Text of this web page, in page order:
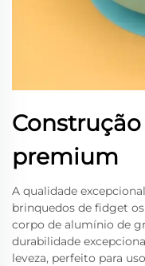
premium
A qualidade
brinquedos de fidget
corpo de alumínio de
durabilidade
leveza, perfeito para